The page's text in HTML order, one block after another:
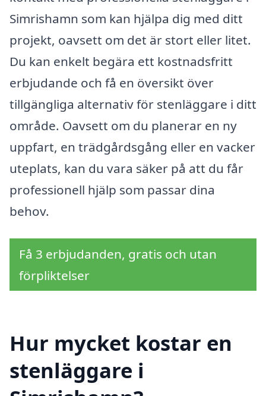
Simrishamn som kan hjälpa dig med ditt
projekt, oavsett om det är stort eller litet.
Du kan enkelt begära ett kostnadsfritt
erbjudande och få en översikt över
tillgängliga alternativ för stenläggare i ditt
område. Oavsett om du planerar en ny
uppfart, en trädgårdsgång eller en vacker
uteplats, kan du vara säker på att du får
professionell hjälp som passar dina
behov.
Få 3 erbjudanden, gratis och utan
förpliktelser
Hur mycket kostar en
stenläggare i